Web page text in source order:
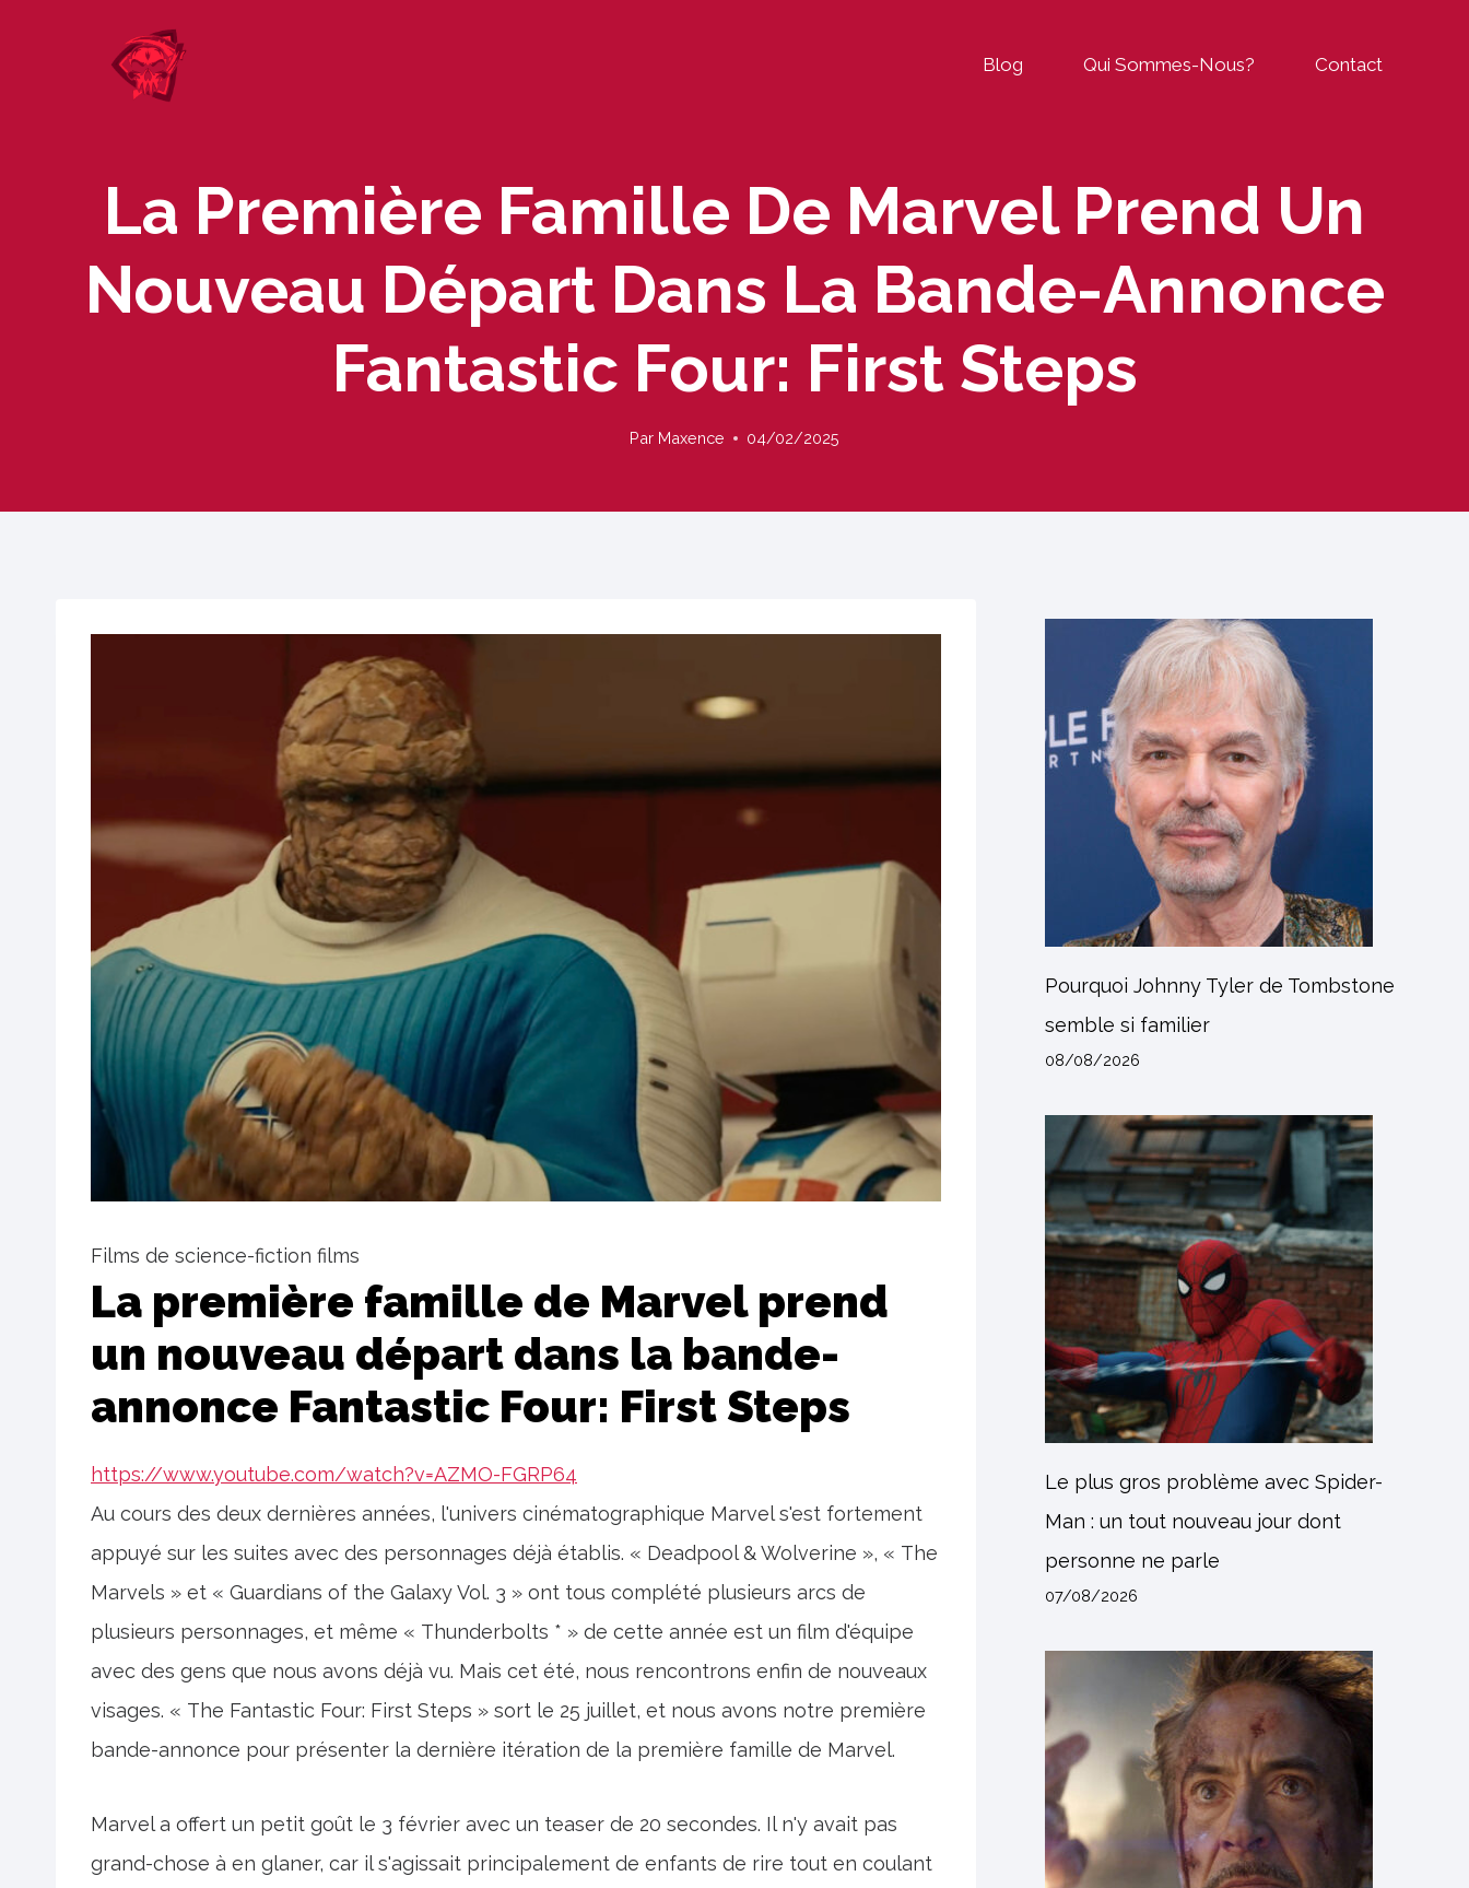
Blog Qui Sommes-Nous? Contact
La Première Famille De Marvel Prend Un
Nouveau Départ Dans La Bande-Annonce
Fantastic Four: First Steps
Par Maxence 04/02/2025
Films de science-fiction films
La première famille de Marvel prend
un nouveau départ dans la bande-
annonce Fantastic Four: First Steps
https://www.youtube.com/watch?v=AZMO-FGRP64
Au cours des deux dernières années, l'univers cinématographique Marvel s'est fortement
appuyé sur les suites avec des personnages déjà établis. « Deadpool & Wolverine », « The
Marvels » et « Guardians of the Galaxy Vol. 3 » ont tous complété plusieurs arcs de
plusieurs personnages, et même « Thunderbolts * » de cette année est un film d'équipe
avec des gens que nous avons déjà vu. Mais cet été, nous rencontrons enfin de nouveaux
visages. « The Fantastic Four: First Steps » sort le 25 juillet, et nous avons notre première
bande-annonce pour présenter la dernière itération de la première famille de Marvel.
Marvel a offert un petit goût le 3 février avec un teaser de 20 secondes. Il n'y avait pas
grand-chose à en glaner, car il s'agissait principalement de enfants de rire tout en coulant
Pourquoi Johnny Tyler de Tombstone
semble si familier
08/08/2026
Le plus gros problème avec Spider-
Man : un tout nouveau jour dont
personne ne parle
07/08/2026